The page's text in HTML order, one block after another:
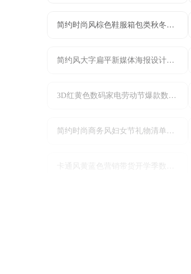
简约时尚风棕色鞋服箱包类秋冬服饰上新公众号长图海报
简约风大字扁平新媒体海报设计干货分享小红书封面
3D红黄色数码家电劳动节爆款数码好物放肆购电商竖版海报
简约时尚商务风妇女节礼物清单妇女节快乐手机海报